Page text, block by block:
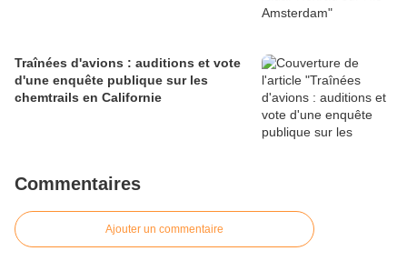
Traînées d'avions : auditions et vote
d'une enquête publique sur les
chemtrails en Californie
Commentaires
Ajouter un commentaire